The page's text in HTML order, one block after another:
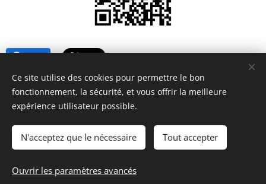
https://www.lessecretsdecoco.fr
Les secrets de Coco
Ce site utilise des cookies pour permettre le bon
fonctionnement, la sécurité, et vous offrir la meilleure
expérience utilisateur possible.
N'acceptez que le nécessaire Tout accepter
Ouvrir les paramètres avancés